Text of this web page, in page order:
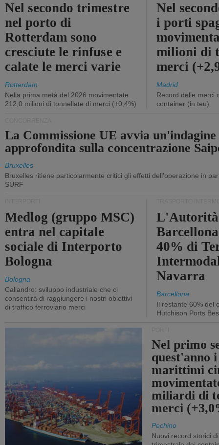
Nel secondo trimestre
nel porto di
Rotterdam sono
cresciute le rinfuse e
calate le merci varie
Rotterdam
Nella prima metà del 2026 movimentate
212,0 milioni di tonnellate di merci (+0,4%)
Nel
i porti
milioni di
merci
Madrid
Record delle merci
container (in teu)
La Commissione UE avvia un'indagine
approfondita sulla concentrazione
Bruxelles
Bruxelles ritiene particolarmente critici gli effetti dell'operazione in
SURF
Medlog (gruppo MSC)
entra nel capitale
sociale di Interporto
Bologna
Bologna
Caliandro: sviluppo industriale che ci
consentirà di raggiungere i nostri obiettivi
di traffico ferroviario merci
40% di
Navarra
Barcellona
Il restante 60% del
Hutchison Ports
Nel primo
quest'anno
marittimi
miliardi di
merci
Pechino
Nuovi record storici